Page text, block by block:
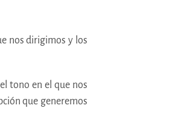
nos dirigimos y los
tono en el que nos
que generemos